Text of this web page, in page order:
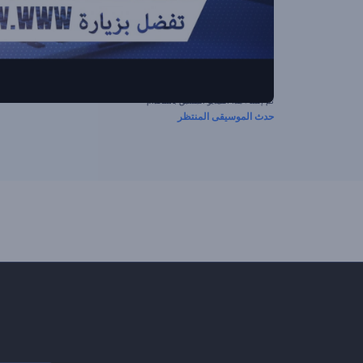
تم إنشاء هذا الفيديو المسبق باستخدام
حدث الموسيقى المنتظر